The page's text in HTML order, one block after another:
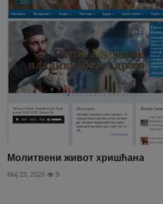
Молитвени живот хришћана
Мај 23, 2026 9